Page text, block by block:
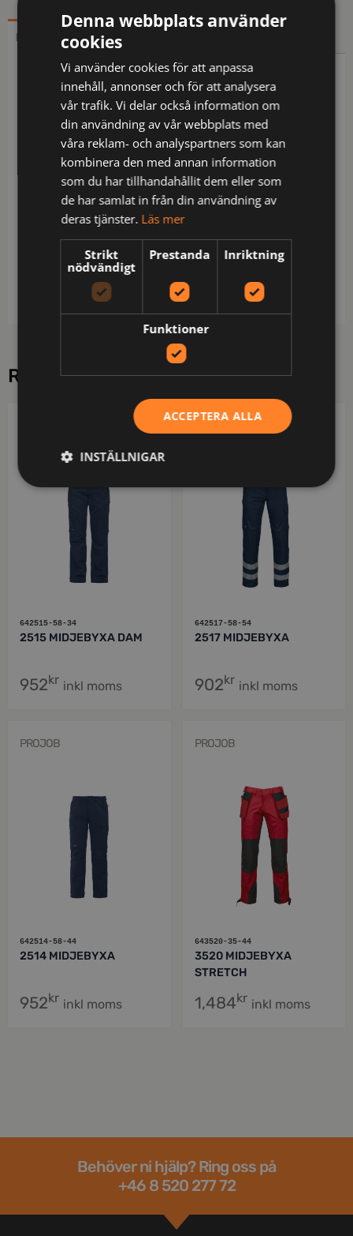
BESKRIVNING YTTERLIGARE INFORMATION
Beskrivning
Hantverksbyxa med undanstoppningsbara
hängfickor, den ena med dragkedja. Bakfickor med
lock och kardborrestängning. Benficka med
extrafack och lock med kardborrestängning.
Tumstocksficka med knivhållare. Förstärkning i
hängfickor, tumstocksfickan och på
knäskyddsfickor. Reflexdetaljer på utsida ben.
Förböjda knän med knäskyddsfickor som går att
reglera i två höjder, öppning inifrån. C42-C64 kan
förlängas med 5 cm genom ett utvik i benslutet.
RELATERADE PRODUKTER
642515-58-34
2515 MIDJEBYXA DAM
952kr inkl moms
642517-58-54
2517 MIDJEBYXA
902kr inkl moms
PROJOB
642514-58-44
2514 MIDJEBYXA
952kr inkl moms
PROJOB
643520-35-44
3520 MIDJEBYXA
STRETCH
1,484kr inkl moms
Behöver ni hjälp? Ring oss på
+46 8 520 277 72
Denna webbplats använder
cookies
Vi använder cookies för att anpassa
innehåll, annonser och för att analysera
vår trafik. Vi delar också information om
din användning av vår webbplats med
våra reklam- och analyspartners som kan
kombinera den med annan information
som du har tillhandahållit dem eller som
de har samlat in från din användning av
deras tjänster. Läs mer
Strikt
nödvändigt
Prestanda Inriktning
Funktioner
ACCEPTERA ALLA
INSTÄLLNIGAR